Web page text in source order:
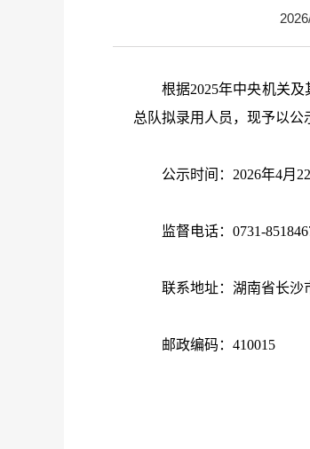
根据2025年中央机关及
总队拟录用人员，现予以公
公示时间： 2026年4月 22
监督电话： 0731-
联系地址：湖南省长沙
邮政编码： 410015